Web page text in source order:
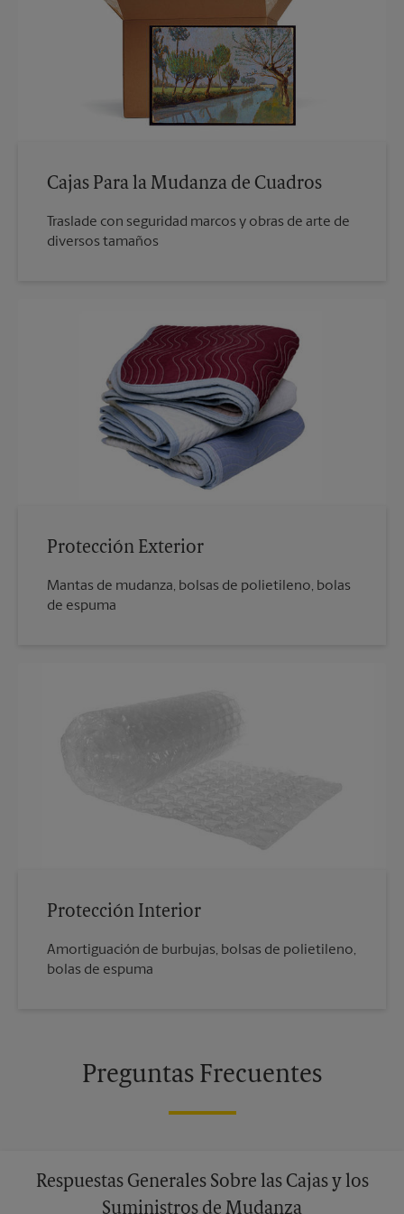
Cajas Para la Mudanza de Cuadros
Traslade con seguridad marcos y obras de arte de
diversos tamaños
Protección Exterior
Mantas de mudanza, bolsas de polietileno, bolas
de espuma
Protección Interior
Amortiguación de burbujas, bolsas de polietileno,
bolas de espuma
Preguntas Frecuentes
Respuestas Generales Sobre las Cajas y los
Suministros de Mudanza